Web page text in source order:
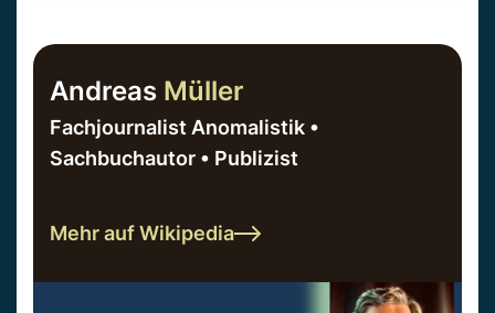
Andreas Müller
Fachjournalist Anomalistik •
Sachbuchautor • Publizist
Mehr auf Wikipedia